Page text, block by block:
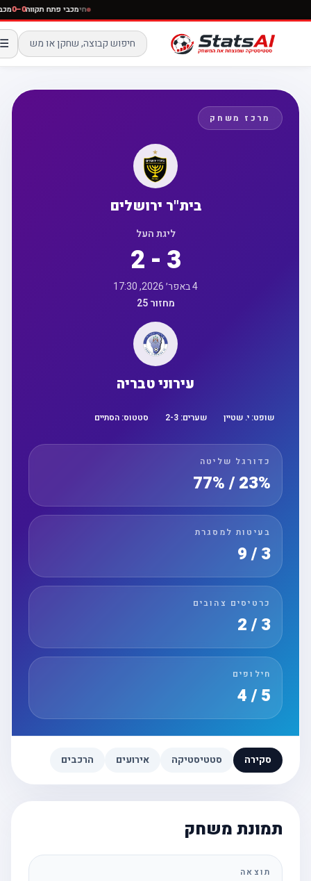
חימכבי פתח תקווה0–0
☰
מרכז משחק
בית"ר ירושלים
ליגת העל
2 - 3
מחזור 25
עירוני טבריה
שופט:י. שטיין שערים: 2 -3 סטטוס:הסתיים
כדורגל שליטה
23% / 77%
בעיטות למסגרת
3 / 9
כרטיסים צהובים
3 / 2
חילופים
סקירה סטטיסטיקה אירועים הרכבים
תמונת משחק
תוצאה